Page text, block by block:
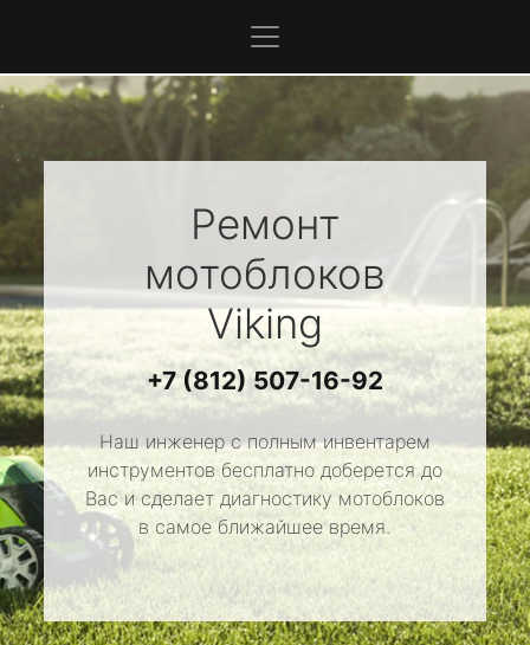
Ремонт
мотоблоков
Viking
+7 (812) 507-16-92
Наш инженер с полным инвентарем
инструментов бесплатно доберется до
Вас и сделает диагностику мотоблоков
в самое ближайшее время.